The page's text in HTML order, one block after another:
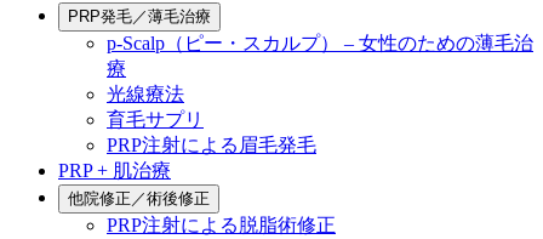
PRP発毛／薄毛治療
p-Scalp（ピー・スカルプ） – 女性のための薄毛治
療
光線療法
育毛サプリ
PRP注射による眉毛発毛
PRP + 肌治療
他院修正／術後修正
PRP注射による脱脂術修正